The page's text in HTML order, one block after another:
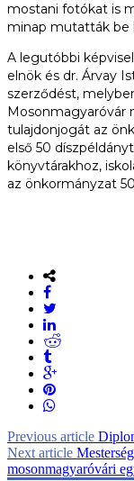
mostani fotókat is
minap mutatták be
A legutóbbi
elnök és dr. Árvay
szerződést,
tulajdonjogát az
első 50
könyvtárakhoz,
az önkormányzat
Previous article
Next article
mosonmagyaróvári